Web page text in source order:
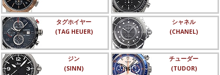
タグホイヤー
(TAG HEUER)
シャネル
(CHANEL)
ジン
(SINN)
チューダー
(TUDOR)